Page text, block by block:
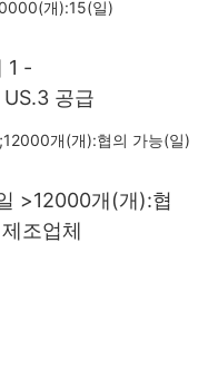
1 -
공급
>12000개(개):협
조업체